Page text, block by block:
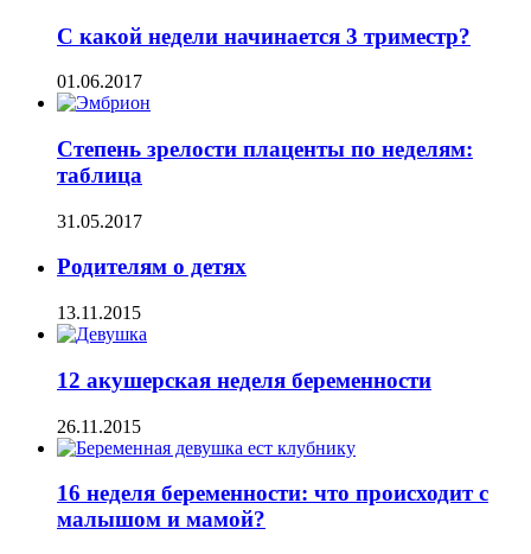
С какой недели начинается 3 триместр?
01.06.2017
Степень зрелости плаценты по неделям:
таблица
31.05.2017
Родителям о детях
13.11.2015
12 акушерская неделя беременности
26.11.2015
16 неделя беременности: что происходит с
малышом и мамой?